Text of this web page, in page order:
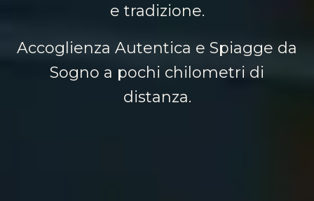
e tradizione.
Accoglienza Autentica e Spiagge da
Sogno a pochi chilometri di
distanza.